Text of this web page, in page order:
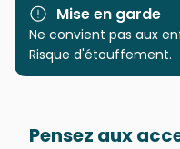
Catégorie
Mise en garde
Ne convient pas aux
Risque d'étouffement.
Pensez aux